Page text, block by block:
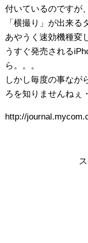
付いているのですが
「横撮り」が出来る
あやうく速効機種変
うすぐ発売される
ら。。。
しかし毎度の事なが
ろを知りませんねぇ
http://